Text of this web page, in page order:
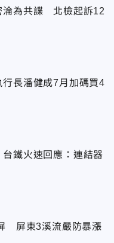
淪為共諜 北檢起訴12
長潘健成7月加碼買4
鐵火速回應：連結器
屏東3溪流嚴防暴漲